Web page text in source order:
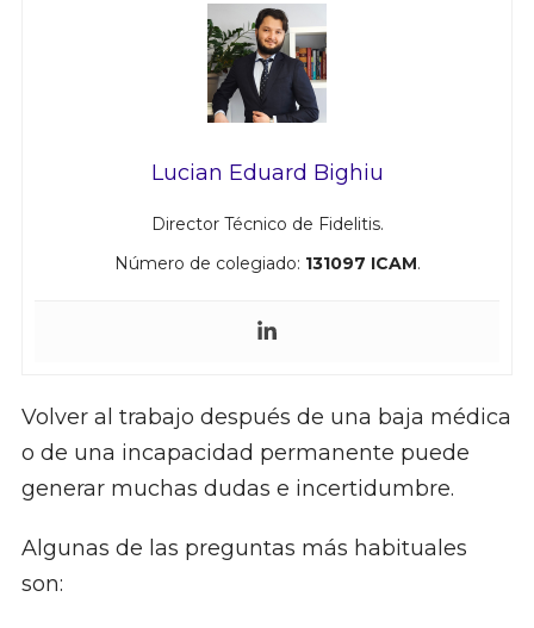
Lucian Eduard Bighiu
Director Técnico de Fidelitis.
Número de colegiado: 131097 ICAM.
Volver al trabajo después de una baja médica
o de una incapacidad permanente puede
generar muchas dudas e incertidumbre.
Algunas de las preguntas más habituales
son: